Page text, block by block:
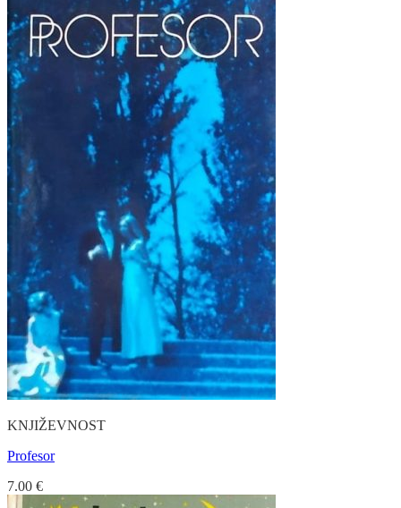
KNJIŽEVNOST
Profesor
7.00 €